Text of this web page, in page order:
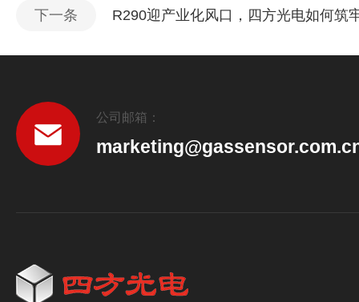
下一条 R290迎产业化风口，四方光电如何筑
公司邮箱：